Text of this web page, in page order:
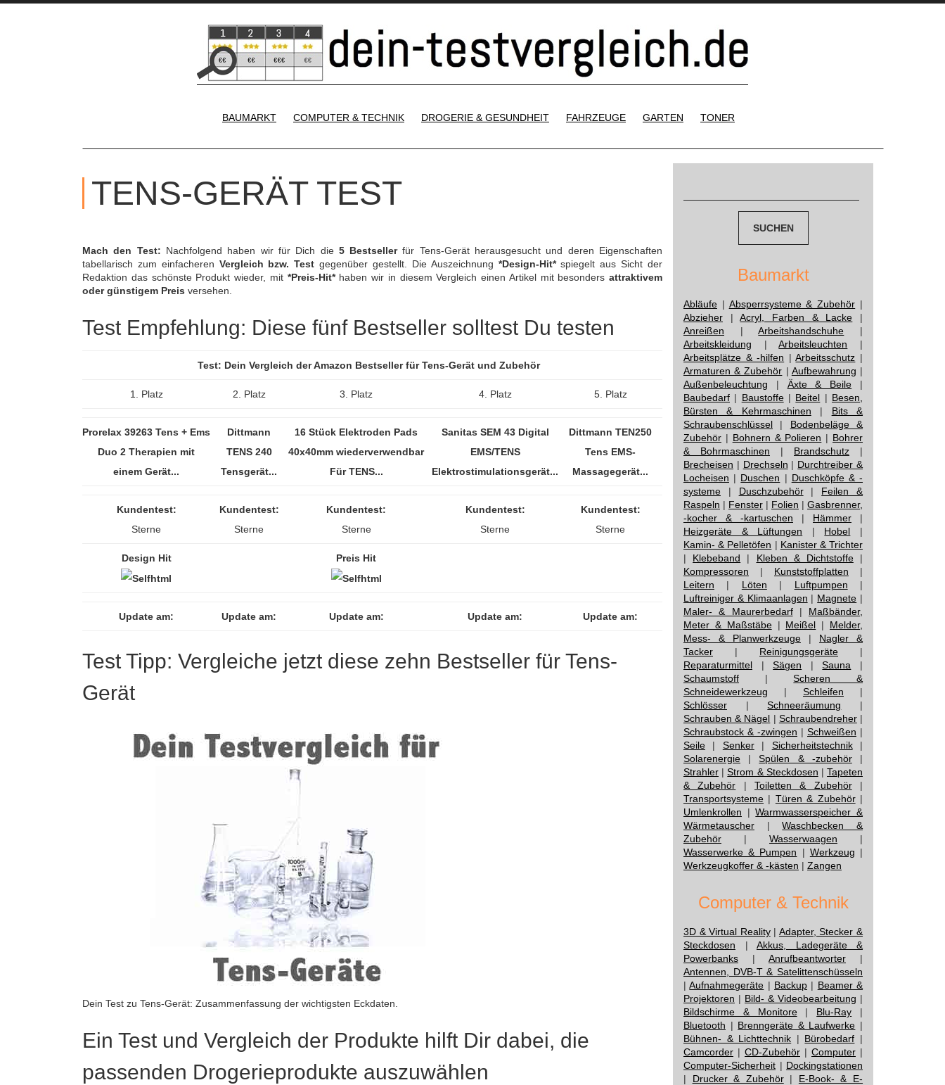
BAUMARKT
COMPUTER & TECHNIK DROGERIE & GESUNDHEIT FAHRZEUGE GARTEN TONER
TENS-GERÄT TEST
Mach den Test: Nachfolgend haben wir für Dich die 5 Bestsellerfür Tens-Gerät herausgesucht und deren Eigenschaften
tabellarisch zum einfacheren Vergleich bzw. Test gegenüber gestellt. Die Auszeichnung *Design-Hit*spiegelt aus Sicht der
Redaktion das schönste Produkt wieder, mit *Preis-Hit*haben wir in diesem Vergleich einen Artikel mit besonders attraktivem
oder günstigem Preis versehen.
Test Empfehlung: Diese fünf Bestseller solltest Du testen
Test: Dein Vergleich der Amazon Bestseller für Tens-Gerät und Zubehör
1. Platz 2. Platz 3. Platz 4. Platz 5. Platz
Prorelax 39263 Tens + Ems
Duo 2 Therapien mit
einem Gerät...
Dittmann
TENS 240
Tensgerät...
16 Stück Elektroden Pads
40x40mm wiederverwendbar
Für TENS...
Sanitas SEM 43 Digital
EMS/TENS
Elektrostimulationsgerät...
Dittmann TEN250
Tens EMS-
Massagegerät...
Kundentest:
Sterne
Kundentest:
Sterne
Kundentest:
Sterne
Kundentest:
Sterne
Kundentest:
Sterne
Design Hit Preis Hit
Update am: Update am: Update am: Update am: Update am:
Test Tipp: Vergleiche jetzt diese zehn Bestseller für Tens-
Gerät
Dein Test zu Tens-Gerät: Zusammenfassung der wichtigsten Eckdaten.
Ein Test und Vergleich der Produkte hilft Dir dabei, die
passenden Drogerieprodukte auszuwählen
Baumarkt
Abläufe | Absperrsysteme & Zubehör |
Abzieher |Acryl, Farben & Lacke |
Anreißen |Arbeitshandschuhe |
Arbeitskleidung |Arbeitsleuchten |
Arbeitsplätze & -hilfen |Arbeitsschutz |
Armaturen & Zubehör | Aufbewahrung |
Außenbeleuchtung | Äxte & Beile |
Baubedarf | Baustoffe| Beitel | Besen,
Bürsten & Kehrmaschinen | Bits &
Schraubenschlüssel | Bodenbeläge &
Zubehör | Bohnern & Polieren | Bohrer
& Bohrmaschinen | Brandschutz |
Brecheisen | Drechseln | Durchtreiber &
Locheisen | Duschen | Duschköpfe & -
systeme | Duschzubehör| Feilen &
Raspeln | Fenster | Folien | Gasbrenner,
-kocher & -kartuschen | Hämmer |
Heizgeräte & Lüftungen | Hobel |
Kamin- & Pelletöfen | Kanister & Trichter
| Klebeband | Kleben & Dichtstoffe|
Kompressoren | Kunststoffplatten |
Leitern | Löten | Luftpumpen |
Luftreiniger & Klimaanlagen | Magnete |
Maler- & Maurerbedarf| Maßbänder,
Meter & Maßstäbe| Meißel | Melder,
Mess- & Planwerkzeuge | Nagler &
Tacker | Reinigungsgeräte |
Reparaturmittel |Sägen |Sauna |
Schaumstoff |Scheren &
Schneidewerkzeug | Schleifen |
Schlösser |Schneeräumung |
Schrauben & Nägel | Schraubendreher|
Schraubstock & -zwingen | Schweißen |
Seile | Senker| Sicherheitstechnik|
Solarenergie |Spülen & -zubehör|
Strahler |Strom & Steckdosen |Tapeten
& Zubehör |Toiletten & Zubehör|
Transportsysteme | Türen & Zubehör|
Umlenkrollen |Warmwasserspeicher &
Wärmetauscher |Waschbecken &
Zubehör | Wasserwaagen |
Wasserwerke & Pumpen | Werkzeug |
Werkzeugkoffer & -kästen | Zangen
Computer & Technik
3D & Virtual Reality| Adapter, Stecker &
Steckdosen | Akkus, Ladegeräte &
Powerbanks | Anrufbeantworter |
Antennen, DVB-T & Satelittenschüsseln
|Aufnahmegeräte | Backup | Beamer &
Projektoren | Bild- & Videobearbeitung |
Bildschirme & Monitore| Blu-Ray |
Bluetooth | Brenngeräte & Laufwerke |
Bühnen- & Lichttechnik | Bürobedarf |
Camcorder | CD-Zubehör | Computer |
Computer-Sicherheit | Dockingstationen
| Drucker & Zubehör| E-Book- & E-